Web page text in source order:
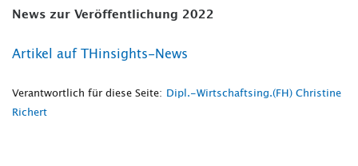
News zur Veröffentlichung 2022
Artikel auf THinsights-News
Verantwortlich für diese Seite:
Dipl.-Wirtschaftsing.(FH) Christine
Richert